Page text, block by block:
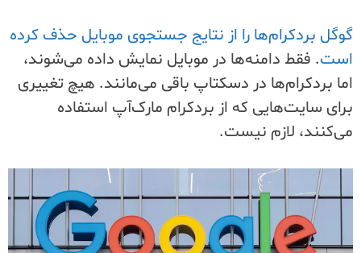
گوگل بردکرام‌ها را از نتایج جستجوی موبایل حذف کرده
است. فقط دامنه‌ها در موبایل نمایش داده می‌شوند،
اما بردکرام‌ها در دسکتاپ باقی می‌مانند. هیچ تغییری
برای سایت‌هایی که از بردکرام مارک‌آپ استفاده
می‌کنند، لازم نیست.